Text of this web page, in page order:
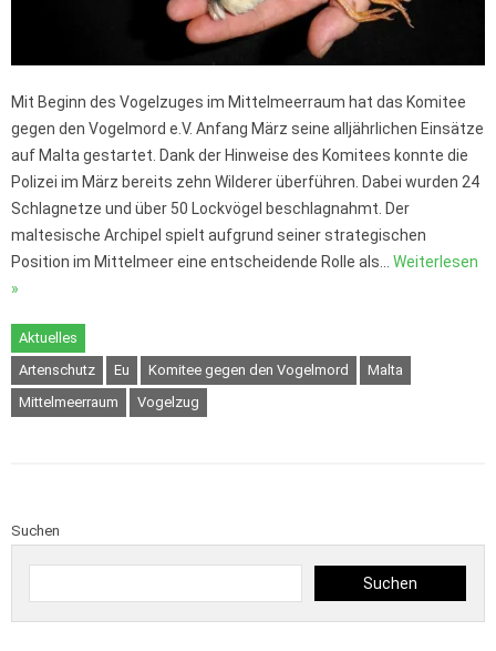
Mit Beginn des Vogelzuges im Mittelmeerraum hat das Komitee
gegen den Vogelmord e.V. Anfang März seine alljährlichen Einsätze
auf Malta gestartet. Dank der Hinweise des Komitees konnte die
Polizei im März bereits zehn Wilderer überführen. Dabei wurden 24
Schlagnetze und über 50 Lockvögel beschlagnahmt. Der
maltesische Archipel spielt aufgrund seiner strategischen
Position im Mittelmeer eine entscheidende Rolle als… Weiterlesen
»
Aktuelles
Artenschutz
Eu Komitee gegen den Vogelmord
Malta
Mittelmeerraum
Vogelzug
Suchen
Suchen